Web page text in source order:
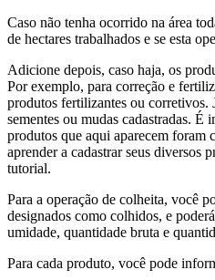
Caso não tenha ocorrido na área
de hectares trabalhados e se esta
Adicione depois, caso haja, os
Por exemplo, para correção e
produtos fertilizantes ou corretivos.
sementes ou mudas cadastradas. É
produtos que aqui aparecem foram
aprender a cadastrar seus diversos
tutorial.
Para a operação de colheita, você
designados como colhidos, e
umidade, quantidade bruta e
Para cada produto, você pode